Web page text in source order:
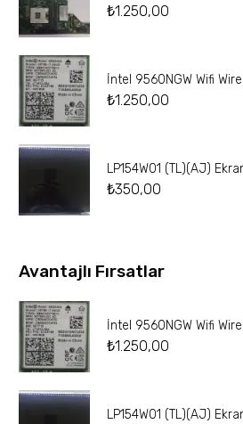
₺1.250,00
İntel 9560NGW Wifi
₺1.250,00
LP154W01 (TL)(AJ)
₺350,00
Avantajlı Fırsatlar
İntel 9560NGW Wifi
₺1.250,00
LP154W01 (TL)(AJ)